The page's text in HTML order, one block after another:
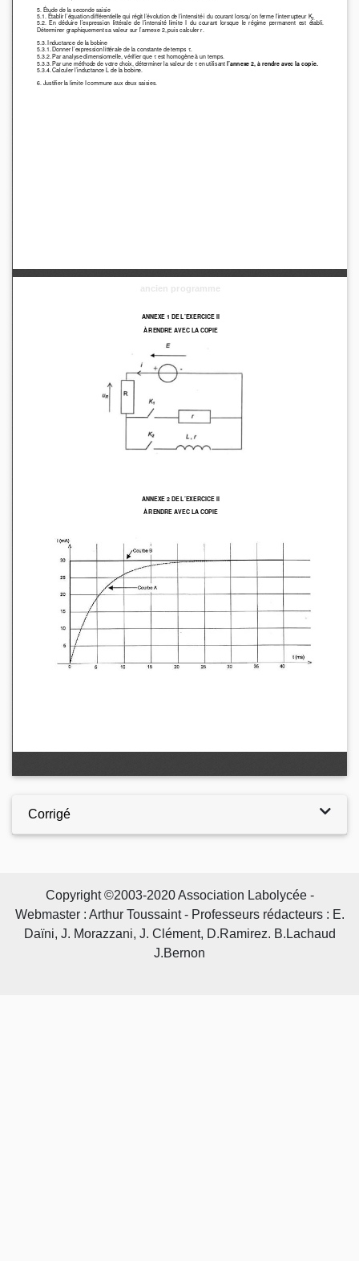
Corrigé
Copyright ©2003-2020 Association Labolycée -
Webmaster : Arthur Toussaint - Professeurs rédacteurs : E.
Daïni, J. Morazzani, J. Clément, D.Ramirez. B.Lachaud
J.Bernon